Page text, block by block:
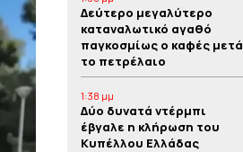
Δεύτερο μεγαλύτερο
καταναλωτικό αγαθό
παγκοσμίως ο καφές μετά
το πετρέλαιο
1:38 μμ
Δύο δυνατά ντέρμπι
έβγαλε η κλήρωση του
Κυπέλλου Ελλάδας